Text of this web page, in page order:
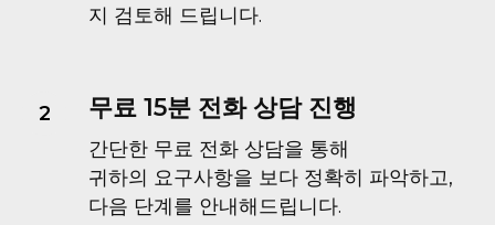
지 검토해 드립니다.
무료 15분 전화 상담 진행
간단한 무료 전화 상담을 통해
귀하의 요구사항을 보다 정확히 파악하고,
다음 단계를 안내해드립니다.